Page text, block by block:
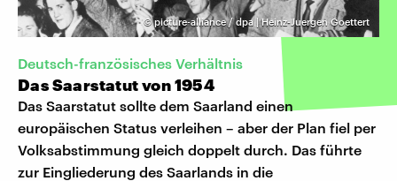
©picture-alliance / dpa | Heinz-Juergen Goettert
Deutsch-französisches Verhältnis
Das Saarstatut von 1954
Das Saarstatut sollte dem Saarland einen
europäischen Status verleihen – aber der Plan fiel per
Volksabstimmung gleich doppelt durch. Das führte
zur Eingliederung des Saarlands in die